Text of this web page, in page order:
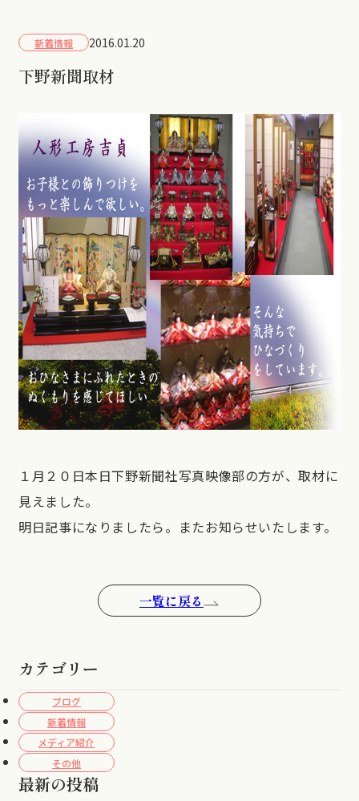
カテゴリー
ブログ
新着情報
メディア紹介
その他
最新の投稿
新着情報 2016.01.20
下野新聞取材
１月２０日本日下野新聞社写真映像部の方が、取材に
見えました。
明日記事になりましたら。またお知らせいたします。
一覧に戻る